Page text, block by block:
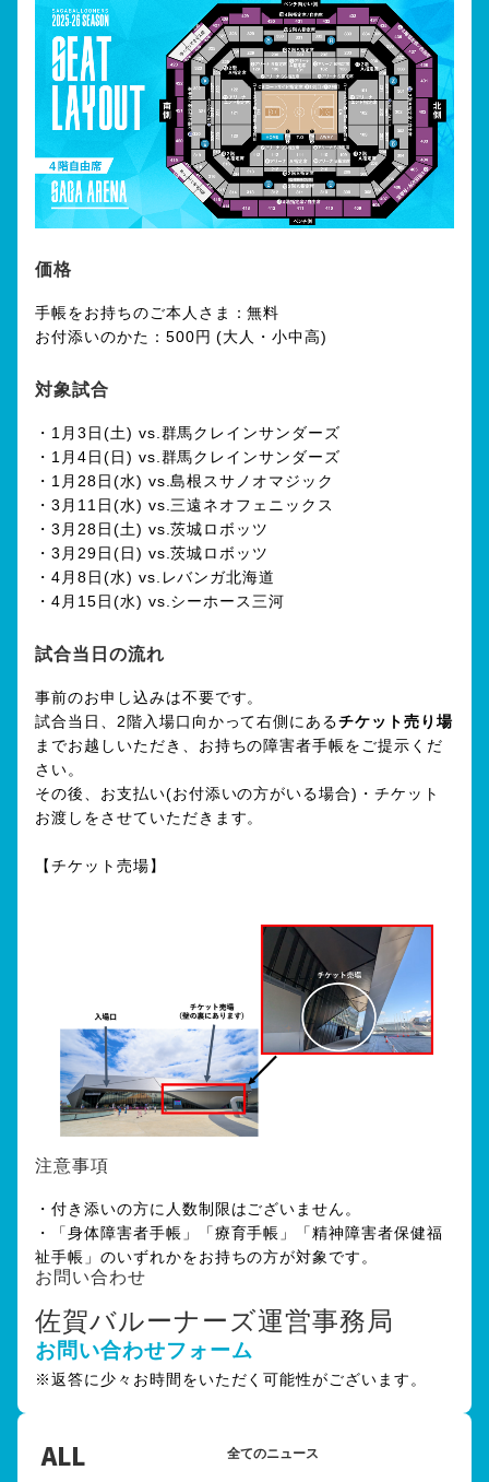
価格
手帳をお持ちのご本人さま：無料
お付添いのかた：500円 (大人・小中高)
対象試合
・1月3日(土) vs.群馬クレインサンダーズ
・1月4日(日) vs.群馬クレインサンダーズ
・1月28日(水) vs.島根スサノオマジック
・3月11日(水) vs.三遠ネオフェニックス
・3月28日(土) vs.茨城ロボッツ
・3月29日(日) vs.茨城ロボッツ
・4月8日(水) vs.レバンガ北海道
・4月15日(水) vs.シーホース三河
試合当日の流れ
事前のお申し込みは不要です。
試合当日、2階入場口向かって右側にあるチケット売り場
までお越しいただき、お持ちの障害者手帳をご提示くだ
さい。
その後、お支払い(お付添いの方がいる場合)・チケット
お渡しをさせていただきます。
【チケット売場】
注意事項
・付き添いの方に人数制限はございません。
・「身体障害者手帳」「療育手帳」「精神障害者保健福
祉手帳」のいずれかをお持ちの方が対象です。
お問い合わせ
佐賀バルーナーズ運営事務局
お問い合わせフォーム
※返答に少々お時間をいただく可能性がございます。
ALL 全てのニュース